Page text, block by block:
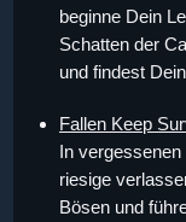
beginne Dein
Schatten der
und findest
Fallen Keep
In vergessenen
riesige
Bösen und